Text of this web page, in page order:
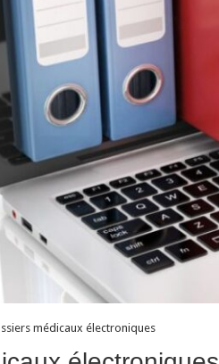
médicaux électroniques